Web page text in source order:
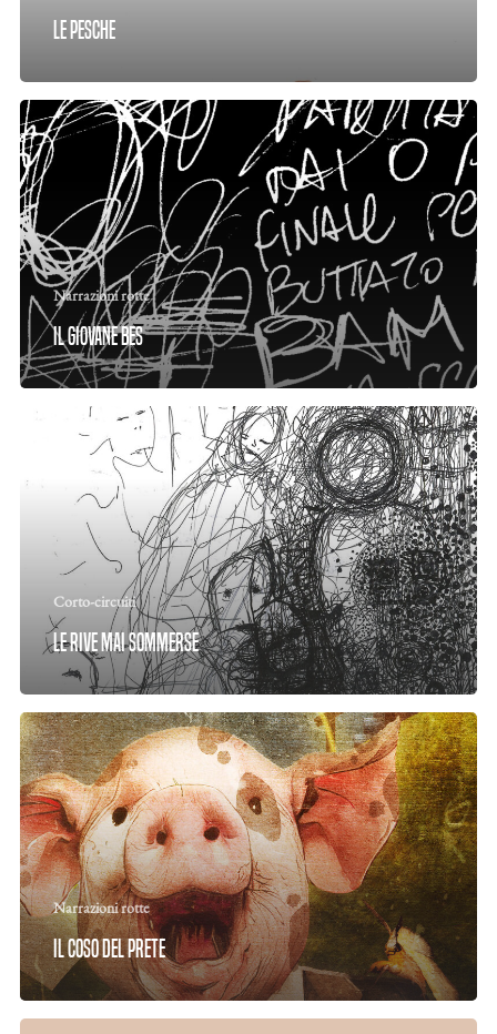
Le pesche
Narrazioni rotte
Il giovane Bes
Corto-circuiti
Le rive mai sommerse
Narrazioni rotte
Il coso del prete